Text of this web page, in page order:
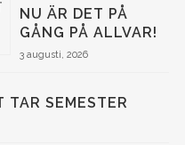
NU ÄR DET PÅ
GÅNG PÅ ALLVAR!
3 augusti, 2026
TAR SEMESTER